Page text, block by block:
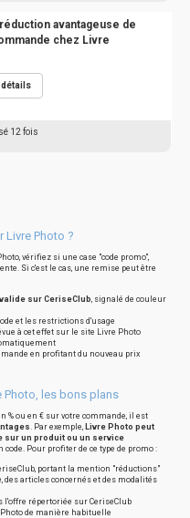
avantageuse de
chez Livre
détails
12 fois
Livre Photo ?
vérifiez si une case "code promo",
Si c'est le cas, une remise peut être
sur CeriseClub, signalé de couleur
et les restrictions d'usage
à cet effet sur le site Livre Photo
en profitant du nouveau prix
les bons plans
% ou en € sur votre commande, il est
. Par exemple, Livre Photo peut
un produit ou un service
Pour profiter de ce type de promo :
portant la mention "réductions"
des articles concernés et des modalités
l'offre répertoriée sur CeriseClub
de manière habituelle